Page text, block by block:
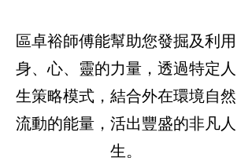
區卓裕師傅能幫助您發掘及利用
身、心、靈的力量，透過特定人
生策略模式，結合外在環境自然
流動的能量，活出豐盛的非凡人
生。